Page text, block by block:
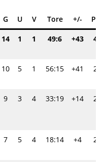
G U V Tore +/- Pkt
14 1 1 49:6 +43 40
10 5 1 56:15 +41 29
9 3 4 33:19 +14 24
7 5 4 18:14 +4 20